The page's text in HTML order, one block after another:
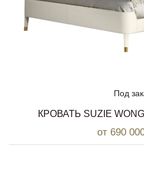
Под
КРОВАТЬ SUZIE
от 690